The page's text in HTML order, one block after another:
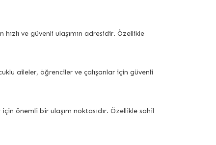
ve güvenli ulaşımın adresidir. Özellikle
aileler, öğrenciler ve çalışanlar için güvenli
önemli bir ulaşım noktasıdır. Özellikle sahil